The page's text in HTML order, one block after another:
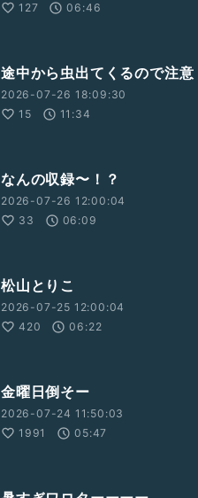
127
06:46
途中から虫出てくるので注意
2026-07-26 18:09:30
15
11:34
なんの収録〜！？
2026-07-26 12:00:04
33
06:09
松山とりこ
2026-07-25 12:00:04
420
06:22
金曜日倒そー
2026-07-24 11:50:03
1991
05:47